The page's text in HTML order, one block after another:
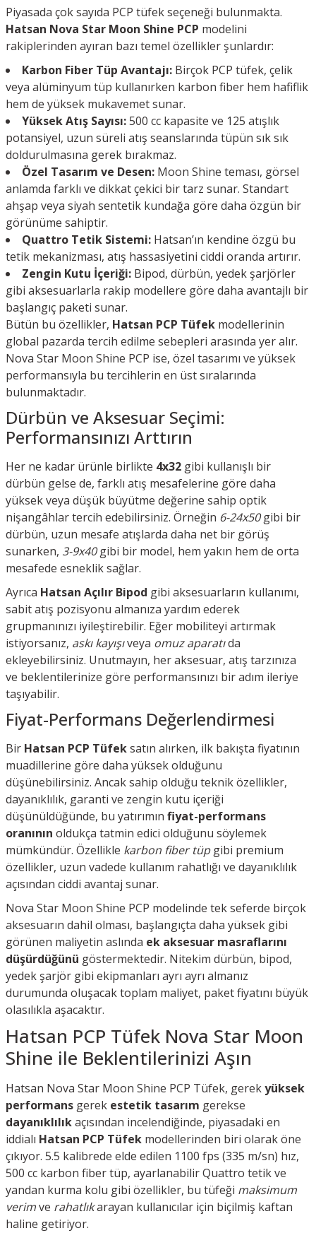
Piyasada çok sayıda PCP tüfek seçeneği bulunmakta.
Hatsan Nova Star Moon Shine PCP modelini
rakiplerinden ayıran bazı temel özellikler şunlardır:
Karbon Fiber Tüp Avantajı: Birçok PCP tüfek, çelik
veya alüminyum tüp kullanırken karbon fiber hem hafiflik
hem de yüksek mukavemet sunar.
Yüksek Atış Sayısı:500 cc kapasite ve 125 atışlık
potansiyel, uzun süreli atış seanslarında tüpün sık sık
doldurulmasına gerek bırakmaz.
Özel Tasarım ve Desen: Moon Shine teması, görsel
anlamda farklı ve dikkat çekici bir tarz sunar. Standart
ahşap veya siyah sentetik kundağa göre daha özgün bir
görünüme sahiptir.
Quattro Tetik Sistemi: Hatsan’ın kendine özgü bu
tetik mekanizması, atış hassasiyetini ciddi oranda artırır.
Zengin Kutu İçeriği: Bipod, dürbün, yedek şarjörler
gibi aksesuarlarla rakip modellere göre daha avantajlı bir
başlangıç paketi sunar.
Bütün bu özellikler, Hatsan PCP Tüfek modellerinin
global pazarda tercih edilme sebepleri arasında yer alır.
Nova Star Moon Shine PCP ise, özel tasarımı ve yüksek
performansıyla bu tercihlerin en üst sıralarında
bulunmaktadır.
Dürbün ve Aksesuar Seçimi:
Performansınızı Arttırın
Her ne kadar ürünle birlikte 4x32 gibi kullanışlı bir
dürbün gelse de, farklı atış mesafelerine göre daha
yüksek veya düşük büyütme değerine sahip optik
nişangâhlar tercih edebilirsiniz. Örneğin 6-24x50gibi bir
dürbün, uzun mesafe atışlarda daha net bir görüş
sunarken, 3-9x40gibi bir model, hem yakın hem de orta
mesafede esneklik sağlar.
Ayrıca Hatsan Açılır Bipod gibi aksesuarların kullanımı,
sabit atış pozisyonu almanıza yardım ederek
grupmanınızı iyileştirebilir. Eğer mobiliteyi artırmak
istiyorsanız, askı kayışıveya omuz aparatıda
ekleyebilirsiniz. Unutmayın, her aksesuar, atış tarzınıza
ve beklentilerinize göre performansınızı bir adım ileriye
taşıyabilir.
Fiyat-Performans Değerlendirmesi
Bir Hatsan PCP Tüfeksatın alırken, ilk bakışta fiyatının
muadillerine göre daha yüksek olduğunu
düşünebilirsiniz. Ancak sahip olduğu teknik özellikler,
dayanıklılık, garanti ve zengin kutu içeriği
düşünüldüğünde, bu yatırımın fiyat-performans
oranının oldukça tatmin edici olduğunu söylemek
mümkündür. Özellikle karbon fiber tüpgibi premium
özellikler, uzun vadede kullanım rahatlığı ve dayanıklılık
açısından ciddi avantaj sunar.
Nova Star Moon Shine PCP modelinde tek seferde birçok
aksesuarın dahil olması, başlangıçta daha yüksek gibi
görünen maliyetin aslında ek aksesuar masraflarını
düşürdüğünü göstermektedir. Nitekim dürbün, bipod,
yedek şarjör gibi ekipmanları ayrı ayrı almanız
durumunda oluşacak toplam maliyet, paket fiyatını büyük
olasılıkla aşacaktır.
Hatsan PCP Tüfek Nova Star Moon
Shine ile Beklentilerinizi Aşın
Hatsan Nova Star Moon Shine PCP Tüfek, gerekyüksek
performans gerek estetik tasarım gerekse
dayanıklılıkaçısından incelendiğinde, piyasadaki en
iddialı Hatsan PCP Tüfek modellerinden biri olarak öne
çıkıyor. 5.5 kalibrede elde edilen 1100 fps (335 m/sn) hız,
500 cc karbon fiber tüp, ayarlanabilir Quattro tetik ve
yandan kurma kolu gibi özellikler, bu tüfeği maksimum
verimve rahatlıkarayan kullanıcılar için biçilmiş kaftan
haline getiriyor.